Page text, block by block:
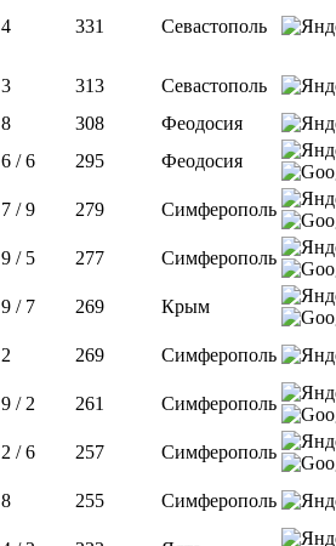
4 331 Севастополь
3 313
Севастополь
8 308
Феодосия
6 / 6 295
Феодосия
7 / 9 279 Симферополь
9 / 5 277
Симферополь
9 / 7 269
Крым
2 269
Симферополь
9 / 2 261
Симферополь
2 / 6 257
Симферополь
8 255
Симферополь